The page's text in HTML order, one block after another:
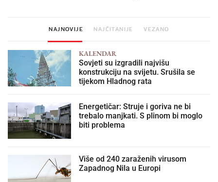
NAJNOVIJE NAJČITANIJE VEZANO
KALENDAR
Sovjeti su izgradili najvišu
konstrukciju na svijetu. Srušila se
tijekom Hladnog rata
Energetičar: Struje i goriva ne bi
trebalo manjkati. S plinom bi moglo
biti problema
Više od 240 zaraženih virusom
Zapadnog Nila u Europi